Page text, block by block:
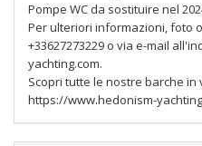
Pompe WC da sostituire nel
Per ulteriori informazioni, foto
+33627273229 o via e-mail
yachting.com.
Scopri tutte le nostre barche
https://www.hedonism-